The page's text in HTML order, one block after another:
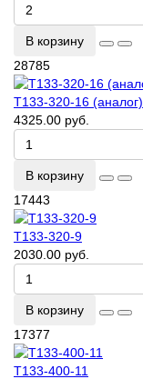
В корзину
28785
Т133-320-16 (аналог)
4325.00 руб.
В корзину
17443
Т133-320-9
2030.00 руб.
В корзину
17377
Т133-400-11